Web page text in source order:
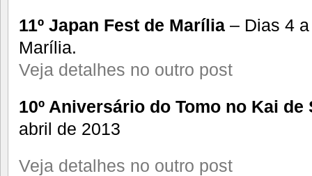
11º Japan Fest de Marília – Dias 4
Marília.
Veja detalhes no outro post
10º Aniversário do Tomo no Kai de
abril de 2013
Veja detalhes no outro post